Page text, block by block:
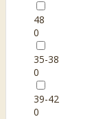
48
0
35-38
0
39-42
0